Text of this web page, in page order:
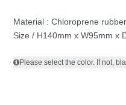
Material : Chloroprene
Size / H140mm x W95mm x
Please select the color. If not,